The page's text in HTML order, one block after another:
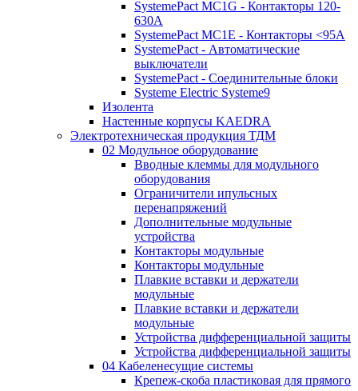
SystemePact MC1G - Контакторы 120-
630A
SystemePact MC1E - Контакторы <95A
SystemePact - Автоматические
выключатели
SystemePact - Соединительные блоки
Systeme Electric Systeme9
Изолента
Настенные корпусы KAEDRA
Электротехническая продукция ТДМ
02 Модульное оборудование
Вводные клеммы для модульного
оборудования
Ограничители ипульсных
перенапряжений
Дополнительные модульные
устройства
Контакторы модульные
Контакторы модульные
Плавкие вставки и держатели
модульные
Плавкие вставки и держатели
модульные
Устройства дифференциальной защиты
Устройства дифференциальной защиты
04 Кабеленесущие системы
Крепеж-скоба пластиковая для прямого